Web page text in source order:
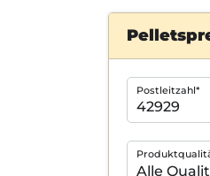
Postleitzahl*